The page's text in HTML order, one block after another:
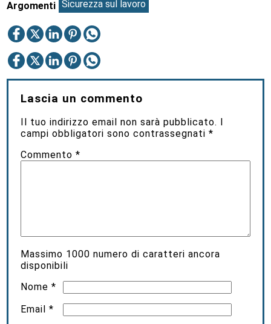
Argomenti Sicurezza sul lavoro
Lascia un commento
Il tuo indirizzo email non sarà pubblicato.
campi obbligatori sono contrassegnati*
Commento*
Massimo 1000 numero di caratteri ancora
disponibili
Nome*
Email*